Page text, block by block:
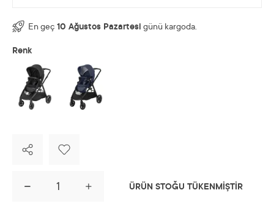
En geç 10 Ağustos Pazartesi günü kargoda.
Renk
ÜRÜN STOĞU TÜKENMİŞTİR